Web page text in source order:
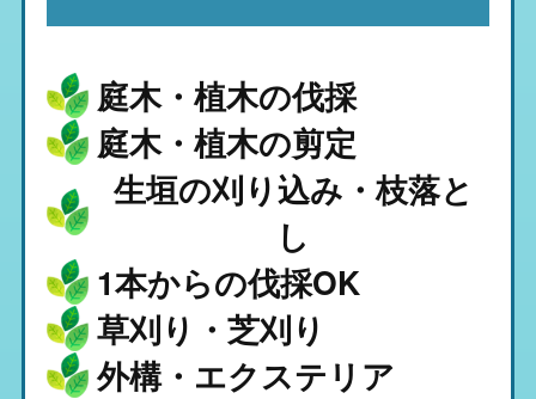
庭木・植木の伐採
1本からの伐採OK
庭木・植木の剪定
草刈り・芝刈り
生垣の刈り込み・枝落と
し
外構・エクステリア